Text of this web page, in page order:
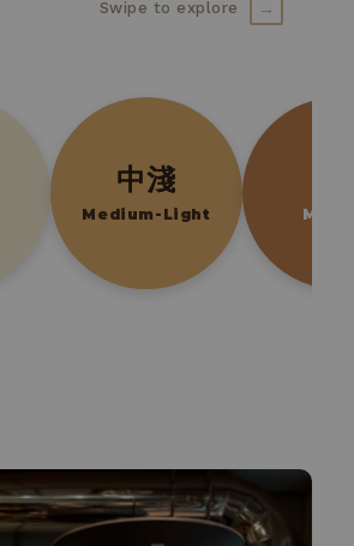
Swipe to explore →
中淺
Medium-Light